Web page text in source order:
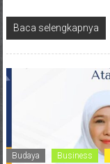
Baca selengkapnya
Budaya Business